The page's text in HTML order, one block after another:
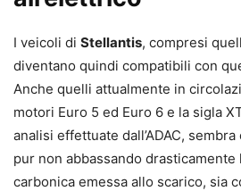
I veicoli di Stellantis, compresi
diventano quindi compatibili con
Anche quelli attualmente in
motori Euro 5 ed Euro 6 e la sigla
analisi effettuate dall’ADAC,
pur non abbassando
carbonica emessa allo scarico, sia